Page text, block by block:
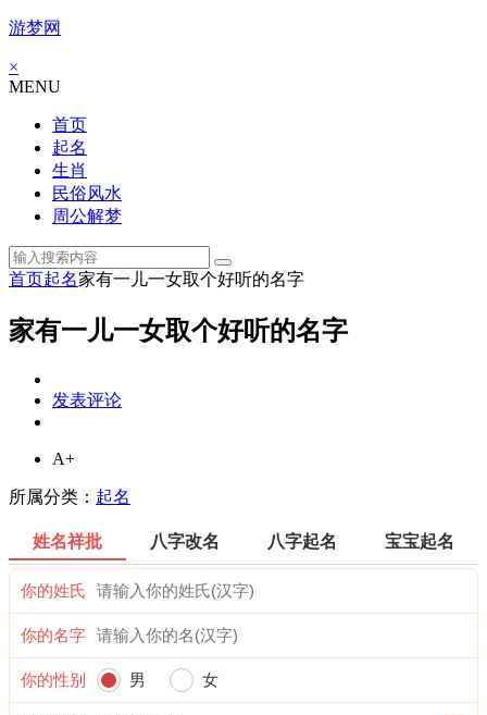
游梦网
×
MENU
首页
起名
生肖
民俗风水
周公解梦
首页起名家有一儿一女取个好听的名字
家有一儿一女取个好听的名字
发表评论
A+
所属分类： 起名
姓名祥批 八字改名 八字起名 宝宝起名
你的姓氏
你的名字
你的性别 男 女